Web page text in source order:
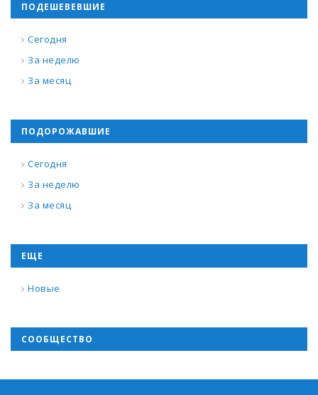
ПОДЕШЕВЕВШИЕ
Сегодня
За неделю
За месяц
ПОДОРОЖАВШИЕ
Сегодня
За неделю
За месяц
ЕЩЕ
Новые
СООБЩЕСТВО